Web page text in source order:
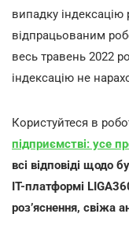
випадку
відпрацьованим
весь травень 2022
індексацію не
Користуйтеся в
підприємстві: усе
всі відповіді щодо
ІТ-платформі LIGA
роз’яснення, свіжа